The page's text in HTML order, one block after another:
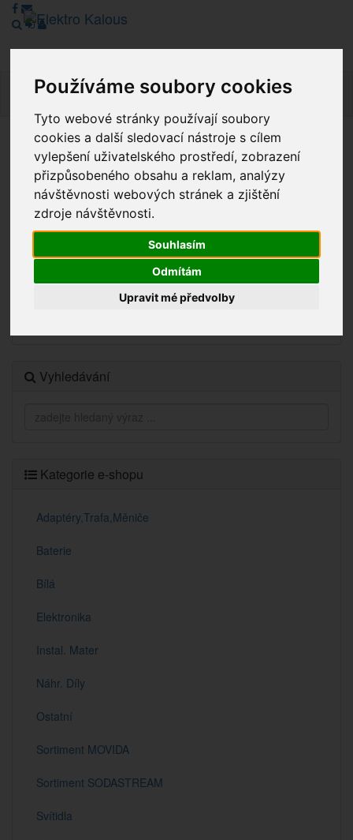
Používáme soubory cookies
Tyto webové stránky používají soubory
cookies a další sledovací nástroje s cílem
vylepšení uživatelského prostředí, zobrazení
přizpůsobeného obsahu a reklam, analýzy
návštěvnosti webových stránek a zjištění
zdroje návštěvnosti.
Souhlasím
Odmítám
Upravit mé předvolby
Vážení zákazníci, v tuto chvíli je Náš internetový obchod v
režimu Katalogu. Objednávky on-line nyní nelze vyřídit.
Děkujeme za pochopení.
Novinky
Vyhledávání
Kategorie e-shopu
Adaptéry,Trafa,Měniče
Baterie
Bílá
Elektronika
Instal. Mater
Náhr. Díly
Ostatní
Sortiment MOVIDA
Sortiment SODASTREAM
Svítidla